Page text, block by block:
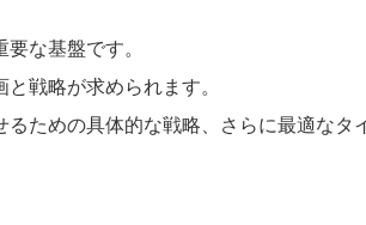
な基盤です。
戦略が求められます。
ための具体的な戦略、さらに最適な